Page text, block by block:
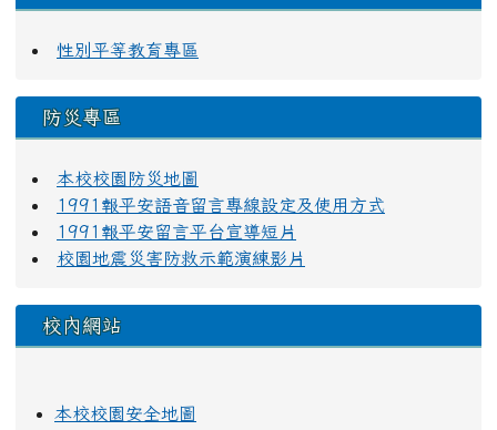
性別平等教育專區
防災專區
本校校園防災地圖
1991報平安語音留言專線設定及使用方式
1991報平安留言平台宣導短片
校園地震災害防救示範演練影片
校內網站
本校校園安全地圖